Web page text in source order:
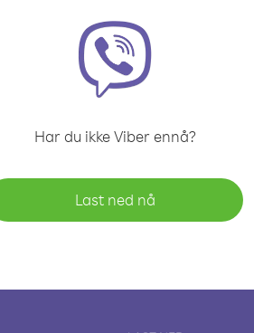
Har du ikke Viber ennå?
Last ned nå